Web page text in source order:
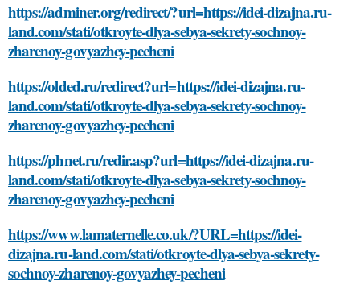
https://adminer.org/redirect/?url=https://idei-dizajna.ru-
land.com/stati/otkroyte-dlya-sebya-sekrety-sochnoy-
zharenoy-govyazhey-pecheni
https://olded.ru/redirect?url=https://idei-dizajna.ru-
land.com/stati/otkroyte-dlya-sebya-sekrety-sochnoy-
zharenoy-govyazhey-pecheni
https://phnet.ru/redir.asp?url=https://idei-dizajna.ru-
land.com/stati/otkroyte-dlya-sebya-sekrety-sochnoy-
zharenoy-govyazhey-pecheni
https://www.lamaternelle.co.uk/?URL=https://idei-
dizajna.ru-land.com/stati/otkroyte-dlya-sebya-sekrety-
sochnoy-zharenoy-govyazhey-pecheni